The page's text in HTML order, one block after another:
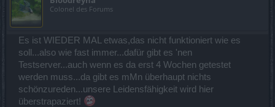
Colonel des Forums
Es ist WIEDER MAL etwas,das nicht funktioniert wie es
soll...also wie fast immer...dafür gibt es 'nen
Testserver...auch wenn es da erst 4 Wochen getestet
werden muss...da gibt es mMn überhaupt nichts
schönzureden...unsere Leidensfähigkeit wird hier
überstrapaziert!